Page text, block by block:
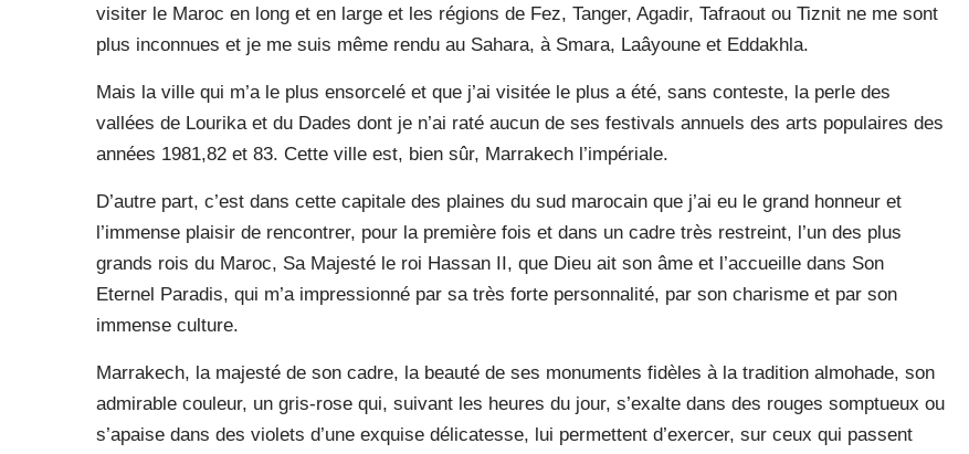
visiter le Maroc en long et en large et les régions de Fez, Tanger, Agadir, Tafraout ou Tiznit ne me sont
plus inconnues et je me suis même rendu au Sahara, à Smara, Laâyoune et Eddakhla.
Mais la ville qui m’a le plus ensorcelé et que j’ai visitée le plus a été, sans conteste, la perle des
vallées de Lourika et du Dades dont je n’ai raté aucun de ses festivals annuels des arts populaires des
années 1981,82 et 83. Cette ville est, bien sûr, Marrakech l’impériale.
D’autre part, c’est dans cette capitale des plaines du sud marocain que j’ai eu le grand honneur et
l’immense plaisir de rencontrer, pour la première fois et dans un cadre très restreint, l’un des plus
grands rois du Maroc, Sa Majesté le roi Hassan II, que Dieu ait son âme et l’accueille dans Son
Eternel Paradis, qui m’a impressionné par sa très forte personnalité, par son charisme et par son
immense culture.
Marrakech, la majesté de son cadre, la beauté de ses monuments fidèles à la tradition almohade, son
admirable couleur, un gris-rose qui, suivant les heures du jour, s’exalte dans des rouges somptueux ou
s’apaise dans des violets d’une exquise délicatesse, lui permettent d’exercer, sur ceux qui passent